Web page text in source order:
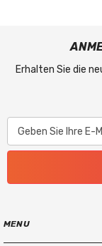
Erhalten Sie die
Geben Sie Ihre E-
MENU